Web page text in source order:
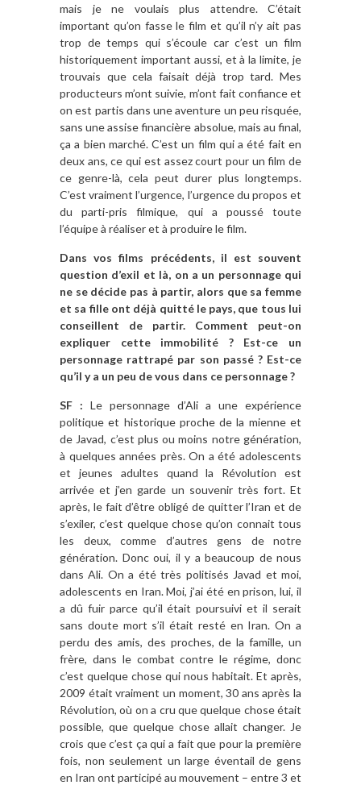
mais je ne voulais plus attendre. C’était
important qu’on fasse le film et qu’il n’y ait pas
trop de temps qui s’écoule car c’est un film
historiquement important aussi, et à la limite, je
trouvais que cela faisait déjà trop tard. Mes
producteurs m’ont suivie, m’ont fait confiance et
on est partis dans une aventure un peu risquée,
sans une assise financière absolue, mais au final,
ça a bien marché. C’est un film qui a été fait en
deux ans, ce qui est assez court pour un film de
ce genre-là, cela peut durer plus longtemps.
C’est vraiment l’urgence, l’urgence du propos et
du parti-pris filmique, qui a poussé toute
l’équipe à réaliser et à produire le film.
Dans vos films précédents, il est souvent
question d’exil et là, on a un personnage qui
ne se décide pas à partir, alors que sa femme
et sa fille ont déjà quitté le pays, que tous lui
conseillent de partir. Comment peut-on
expliquer cette immobilité ? Est-ce un
personnage rattrapé par son passé ? Est-ce
qu’il y a un peu de vous dans ce personnage ?
SF : Le personnage d’Ali a une expérience
politique et historique proche de la mienne et
de Javad, c’est plus ou moins notre génération,
à quelques années près. On a été adolescents
et jeunes adultes quand la Révolution est
arrivée et j’en garde un souvenir très fort. Et
après, le fait d’être obligé de quitter l’Iran et de
s’exiler, c’est quelque chose qu’on connait tous
les deux, comme d’autres gens de notre
génération. Donc oui, il y a beaucoup de nous
dans Ali. On a été très politisés Javad et moi,
adolescents en Iran. Moi, j’ai été en prison, lui, il
a dû fuir parce qu’il était poursuivi et il serait
sans doute mort s’il était resté en Iran. On a
perdu des amis, des proches, de la famille, un
frère, dans le combat contre le régime, donc
c’est quelque chose qui nous habitait. Et après,
2009 était vraiment un moment, 30 ans après la
Révolution, où on a cru que quelque chose était
possible, que quelque chose allait changer. Je
crois que c’est ça qui a fait que pour la première
fois, non seulement un large éventail de gens
en Iran ont participé au mouvement – entre 3 et